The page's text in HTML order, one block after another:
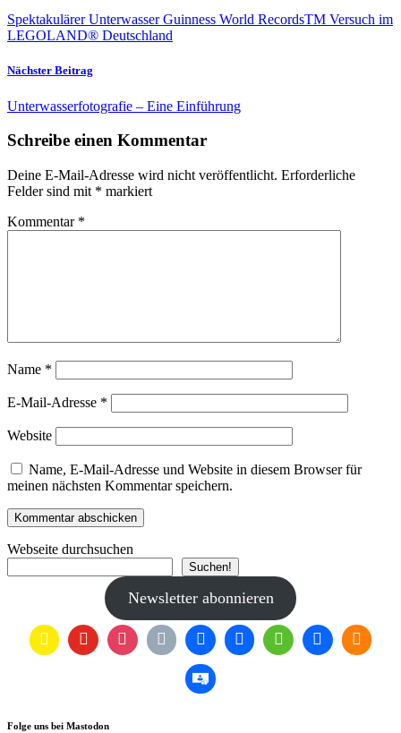
Spektakulärer Unterwasser Guinness World RecordsTM Versuch im
LEGOLAND® Deutschland
Nächster Beitrag
Unterwasserfotografie – Eine Einführung
Schreibe einen Kommentar
Deine E-Mail-Adresse wird nicht veröffentlicht. Erforderliche
Felder sind mit * markiert
Kommentar *
Name *
E-Mail-Adresse *
Website
Name, E-Mail-Adresse und Website in diesem Browser für
meinen nächsten Kommentar speichern.
Webseite durchsuchen
Suchen!
Newsletter abonnieren
Folge uns bei Mastodon